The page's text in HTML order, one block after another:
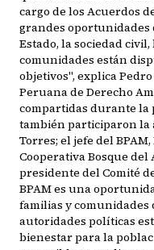
cargo de los Acuerdos
grandes oportunidades
Estado, la sociedad
comunidades están
objetivos", explica
Peruana de Derecho
compartidas durante la
también participaron la
Torres; el jefe del
Cooperativa Bosque
presidente del Comité
BPAM es una
familias y comunidades
autoridades políticas
bienestar para la